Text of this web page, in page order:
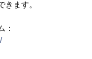
きます。
：